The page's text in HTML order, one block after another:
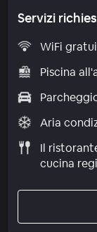
Servizi
WiFi
Piscina
Aria
Il
cucina